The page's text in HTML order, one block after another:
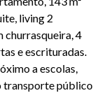
living 2
churrasqueira, 4
e escrituradas.
a escolas,
transporte público